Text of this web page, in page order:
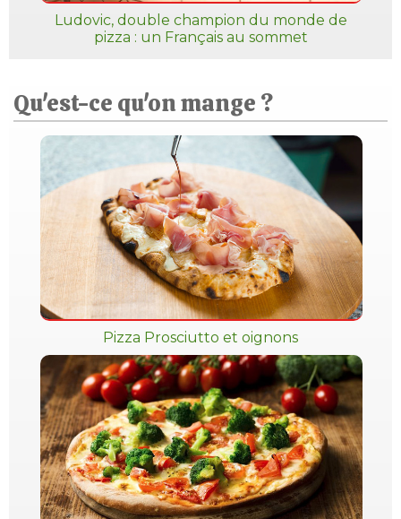
Ludovic, double champion du monde de
pizza : un Français au sommet
Qu'est-ce qu'on mange ?
Pizza Prosciutto et oignons